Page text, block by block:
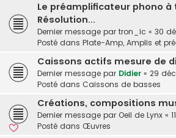
Le préamplificateur phono à
Résolution...
Dernier message par tron_ic « 30
Posté dans Plate-Amp, Amplis et
Caissons actifs mesure de
Dernier message par Didier « 29
Posté dans Caissons de basses
Créations, compositions
Dernier message par Oeil de Lynx «
Posté dans Œuvres